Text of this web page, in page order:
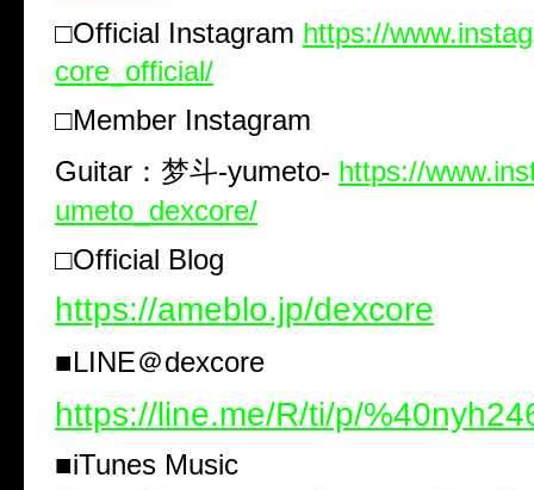
□Official Instagram https://
core_official/
□Member Instagram
Guitar ：梦斗-yumeto- https://
umeto_dexcore/
□Official Blog
https://ameblo.jp/dexcore
■LINE＠dexcore
https://line.me/R/ti/p/
■iTunes Music